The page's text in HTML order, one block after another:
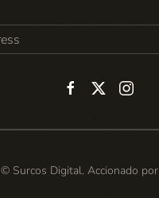
© Surcos Digital. Accionado por